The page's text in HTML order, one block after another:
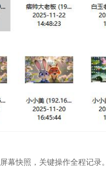
幕快照，关键操作全程记录。